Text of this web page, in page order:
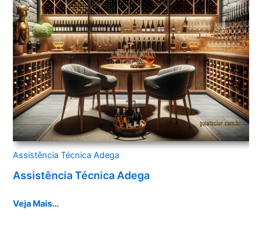
Assistência Técnica Adega
Assistência Técnica Adega
Veja Mais…